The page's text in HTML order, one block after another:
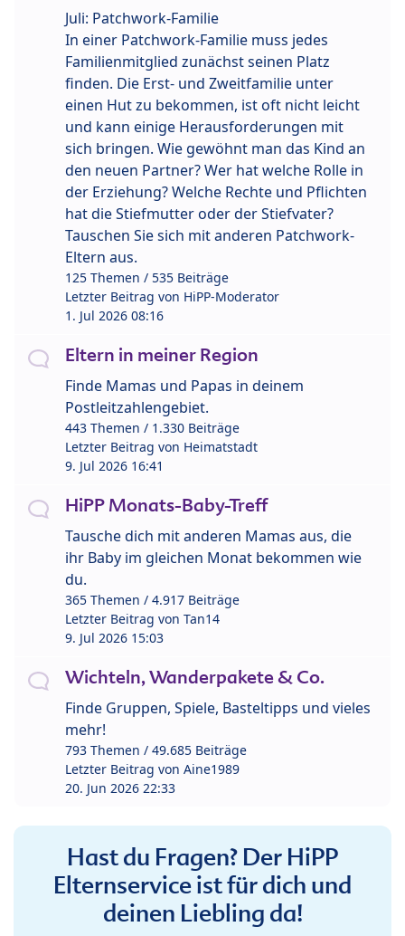
Juli: Patchwork-Familie
In einer Patchwork-Familie muss jedes
Familienmitglied zunächst seinen Platz
finden. Die Erst- und Zweitfamilie unter
einen Hut zu bekommen, ist oft nicht leicht
und kann einige Herausforderungen mit
sich bringen. Wie gewöhnt man das Kind an
den neuen Partner? Wer hat welche Rolle in
der Erziehung? Welche Rechte und Pflichten
hat die Stiefmutter oder der Stiefvater?
Tauschen Sie sich mit anderen Patchwork-
Eltern aus.
125 Themen / 535 Beiträge
Letzter Beitrag von HiPP-Moderator
1. Jul 2026 08:16
Eltern in meiner Region
Finde Mamas und Papas in deinem
Postleitzahlengebiet.
443 Themen / 1.330 Beiträge
Letzter Beitrag von Heimatstadt
9. Jul 2026 16:41
HiPP Monats-Baby-Treff
Tausche dich mit anderen Mamas aus, die
ihr Baby im gleichen Monat bekommen wie
du.
365 Themen / 4.917 Beiträge
Letzter Beitrag von Tan14
9. Jul 2026 15:03
Wichteln, Wanderpakete & Co.
Finde Gruppen, Spiele, Basteltipps und vieles
mehr!
793 Themen / 49.685 Beiträge
Letzter Beitrag von Aine1989
20. Jun 2026 22:33
Hast du Fragen? Der HiPP
Elternservice ist für dich und
deinen Liebling da!